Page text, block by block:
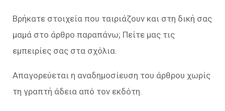
Βρήκατε στοιχεία που ταιριάζουν και στη δική σας
μαμά στο άρθρο παραπάνω; Πείτε μας τις
εμπειρίες σας στα σχόλια.
Απαγορεύεται η αναδημοσίευση του άρθρου χωρίς
τη γραπτή άδεια από τον εκδότη.